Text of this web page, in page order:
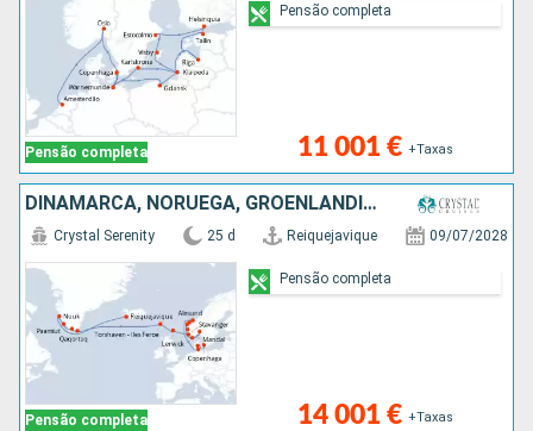
Pensão completa 11 001 € +Taxas
Pensão completa
DINAMARCA, NORUEGA, GROENLANDIA, REINO UNIDO, ISLÂNDIA, ALEMANHA
Pensão completa
Crystal Serenity 25 d Reiquejavique 09/07/2028
14 001 € +Taxas
Pensão completa